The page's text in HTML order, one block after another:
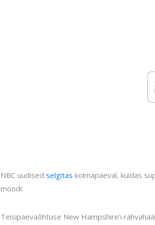
NBC uudised selgitas kolmapäeval, kuidas
moodi:
Teisipäevaõhtuse New Hampshire'i